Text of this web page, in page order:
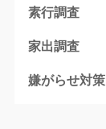
素行調査
家出調査
嫌がらせ対策